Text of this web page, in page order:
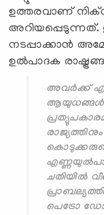
ഉത്തരവാണ്
അറിയപ്പെടുന്നത്.
നടപ്പാക്കാൻ
ഉൽപാദക
അവർക്ക്
ആയുധങ്ങൾ
ചതിയില്‍
പെട്രോ